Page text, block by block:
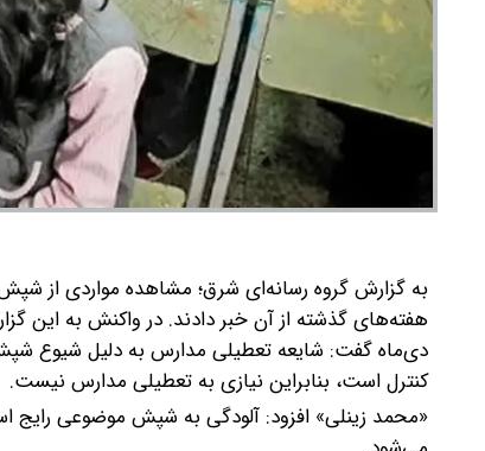
به گزارش گروه رسانه‌ای شرق؛ مشاهده مواردی از
هفته‌های گذشته از آن خبر دادند. در واکنش به این
دی‌ماه گفت: شایعه تعطیلی مدارس به دلیل شیوع
کنترل است، بنابراین نیازی به تعطیلی مدارس نیست.
«محمد زینلی» افزود: آلودگی به شپش موضوعی رایج